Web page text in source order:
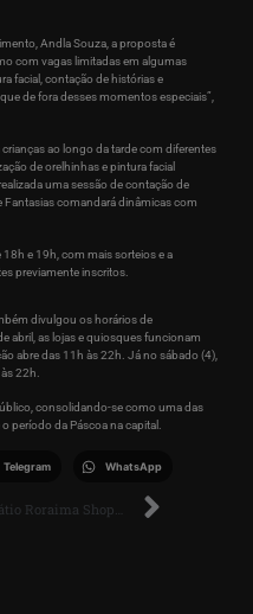
Andla Souza, a proposta é
com vagas limitadas em algumas
facial, contação de histórias e
de fora desses momentos especiais”,
ao longo da tarde com diferentes
de orelhinhas e pintura facial
uma sessão de contação de
comandará dinâmicas com
e 19h, com mais sorteios e a
previamente inscritos.
divulgou os horários de
abril, as lojas e quiosques funcionam
abre das 11h às 22h. Já no sábado (4),
22h.
consolidando-se como uma das
período da Páscoa na capital.
Telegram WhatsApp